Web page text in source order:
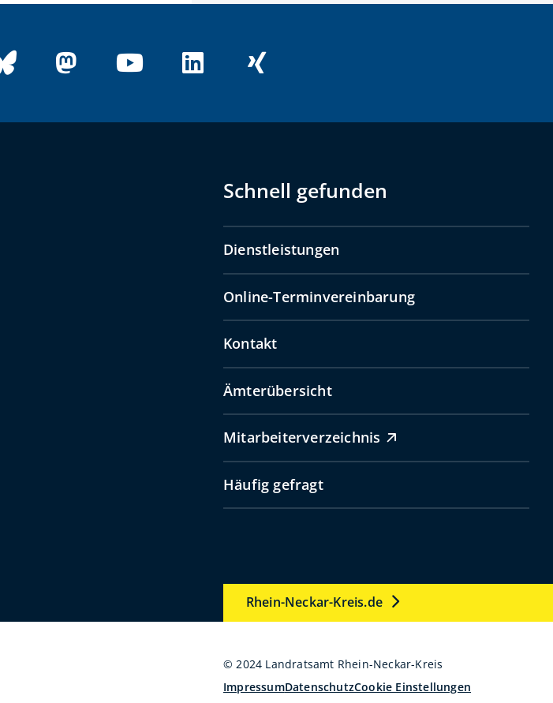
Schnell gefunden
Dienstleistungen
Online-Terminvereinbarung
Kontakt
Ämterübersicht
Mitarbeiterverzeichnis
Häufig gefragt
Rhein-Neckar-Kreis.de
© 2024 Landratsamt Rhein-Neckar-Kreis
ImpressumDatenschutzCookie Einstellungen